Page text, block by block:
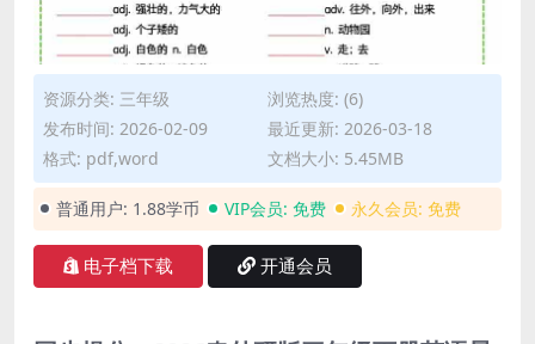
资源分类: 三年级
浏览热度: (6)
发布时间: 2026-02-09
最近更新: 2026-03-18
格式: pdf,word
文档大小: 5.45MB
普通用户: 1.88学币 VIP会员: 免费 永久会员: 免费
电子档下载 开通会员